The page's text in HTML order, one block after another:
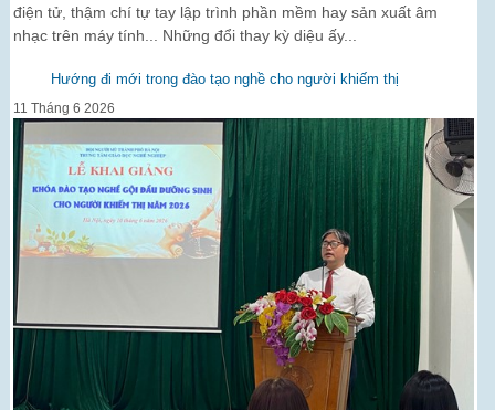
điện tử, thậm chí tự tay lập trình phần mềm hay sản xuất âm
nhạc trên máy tính... Những đổi thay kỳ diệu ấy...
Hướng đi mới trong đào tạo nghề cho người khiếm thị
11 Tháng 6 2026